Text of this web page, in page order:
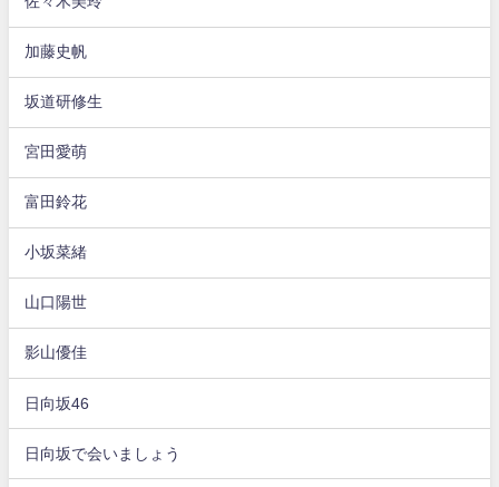
加藤史帆
坂道研修生
宮田愛萌
富田鈴花
小坂菜緒
山口陽世
影山優佳
日向坂46
日向坂で会いましょう